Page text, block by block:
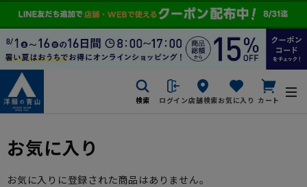
検索 ログイン店舗検索お気に入り カート
お気に入り
お気に入りに登録された商品はありません。